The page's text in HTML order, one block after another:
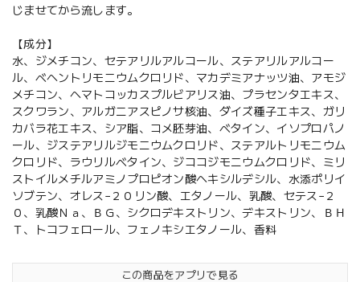
じませてから流します。
【成分】
水、ジメチコン、セテアリルアルコール、ステアリルアルコー
ル、ベヘントリモニウムクロリド、マカデミアナッツ油、アモジ
メチコン、ヘマトコッカスプルビアリス油、プラセンタエキス、
スクワラン、アルガニアスピノサ核油、ダイズ種子エキス、ガリ
カバラ花エキス、シア脂、コメ胚芽油、ベタイン、イソプロパノ
ール、ジステアリルジモニウムクロリド、ステアルトリモニウム
クロリド、ラウリルベタイン、ジココジモニウムクロリド、ミリ
ストイルメチルアミノプロピオン酸ヘキシルデシル、水添ポリイ
ソブテン、オレス−２０リン酸、エタノール、乳酸、セテス−２
０、乳酸Ｎａ、ＢＧ、シクロデキストリン、デキストリン、ＢＨ
Ｔ、トコフェロール、フェノキシエタノール、香料
この商品をアプリで見る